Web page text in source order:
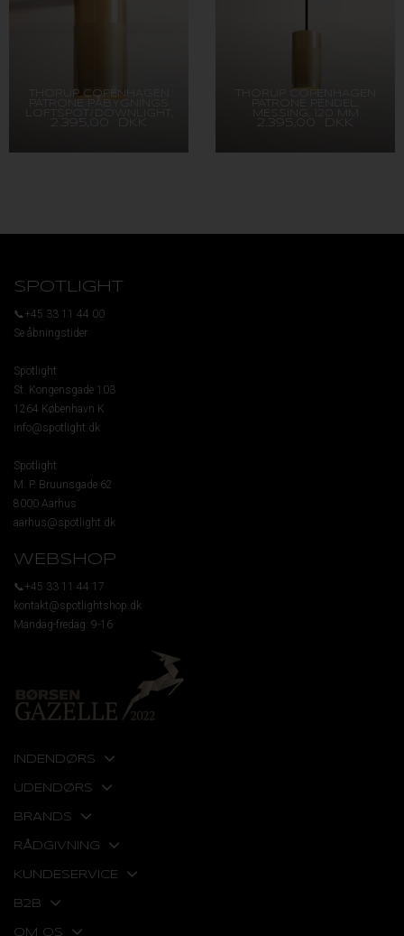
THORUP COPENHAGEN
PATRONE PÅBYGNINGS
SOLID MESSING, 120 MM
2.395,00 DKK 2.395,00 DKK
SPOTLIGHT
📞+45 33 11 44 00
Se åbningstider
Spotlight
St. Kongensgade 103
1264 København K
info@spotlight.dk
Spotlight
M. P. Bruunsgade 62
8000 Aarhus
aarhus@spotlight.dk
WEBSHOP
📞+45 33 11 44 17
kontakt@spotlightshop.dk
Mandag-fredag: 9-16
INDENDØRS
UDENDØRS
BRANDS
RÅDGIVNING
KUNDESERVICE
B2B
OM OS